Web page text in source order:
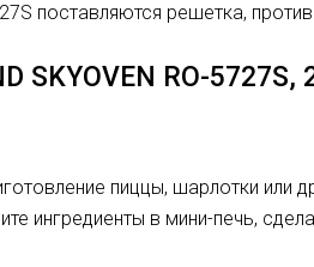
поставляются решетка,
SKYOVEN RO-5727S,
пиццы, шарлотки
ингредиенты в мини-печь,